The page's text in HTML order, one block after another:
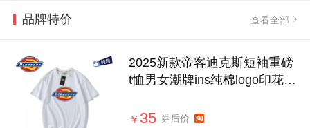
品牌特价 查看全部
2025新款帝客迪克斯短袖重磅
t恤男女潮牌ins纯棉logo印花情
￥ 35 券后价